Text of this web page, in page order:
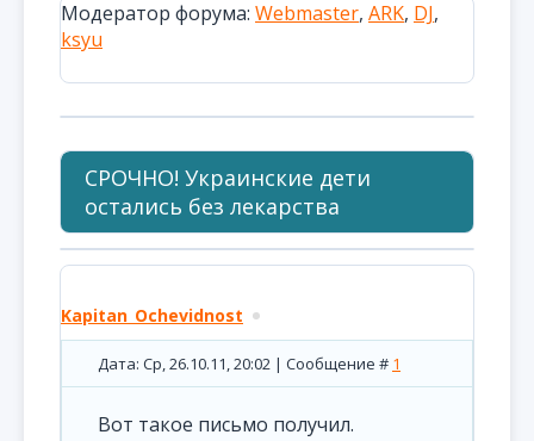
Модератор форума: Webmaster, ARK, DJ,
ksyu
СРОЧНО! Украинские дети
остались без лекарства
Kapitan_Ochevidnost
Дата: Ср, 26.10.11, 20:02 | Сообщение # 1
Вот такое письмо получил.